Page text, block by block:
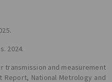
2024.
transmission and measurement
Report, National Metrology and